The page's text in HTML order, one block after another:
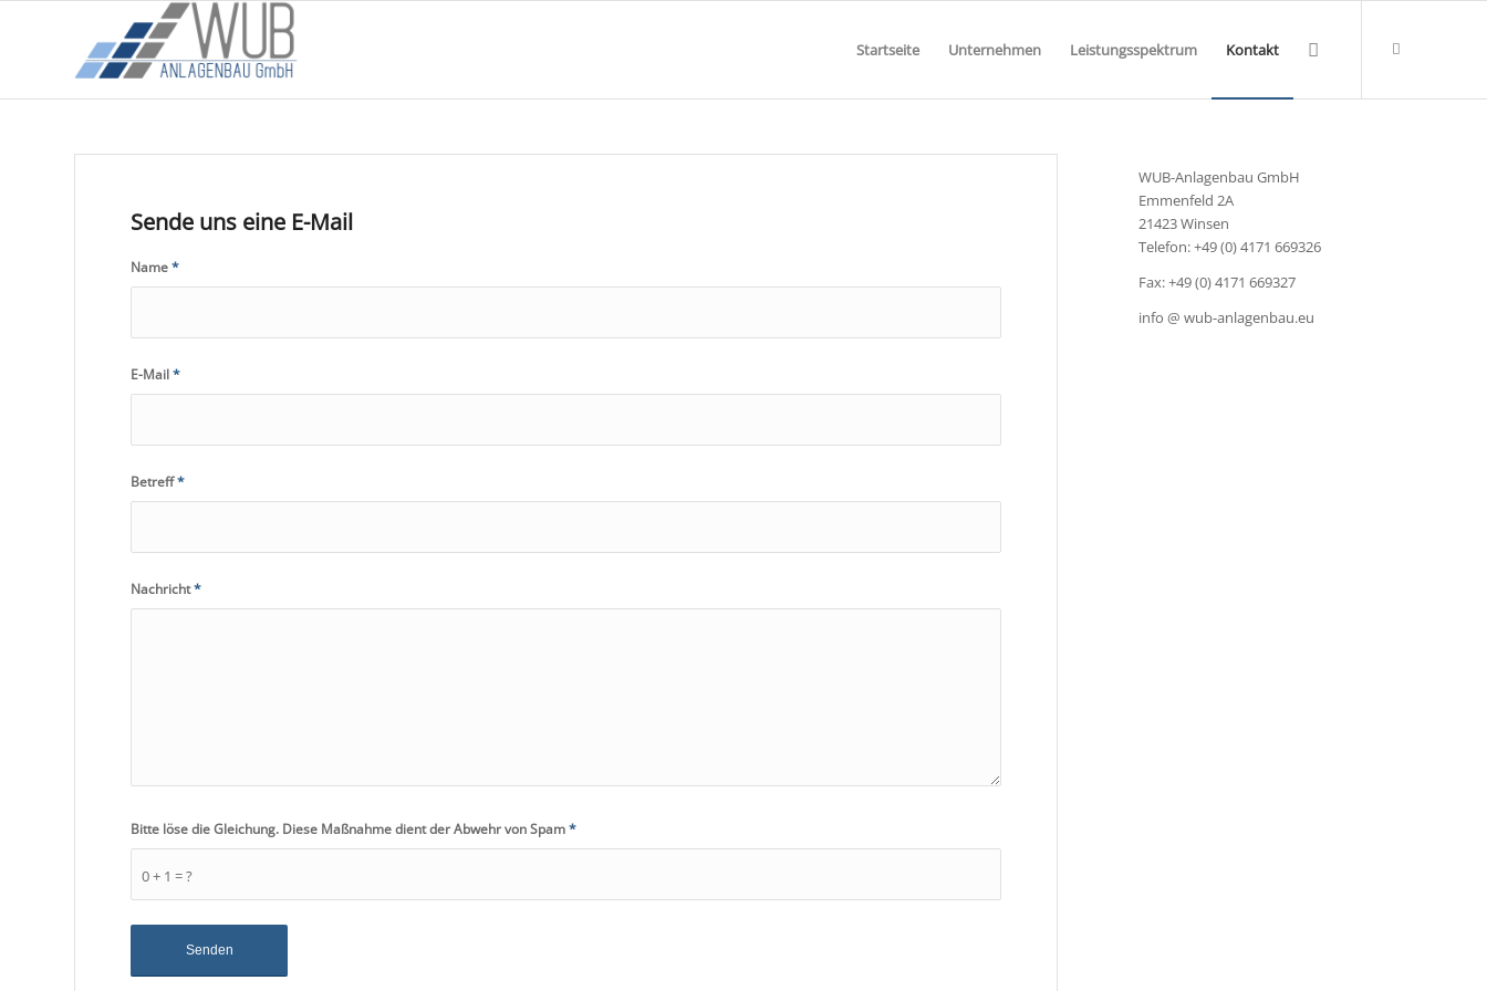
Startseite Unternehmen Leistungsspektrum Kontakt
Sende uns eine E-Mail
Name*
E-Mail*
Betreff*
Nachricht*
0 + 1 = ?
Bitte löse die Gleichung. Diese Maßnahme dient der Abwehr von Spam*
WUB-Anlagenbau GmbH
Emmenfeld 2A
21423 Winsen
Telefon: +49 (0) 4171 669326
Fax: +49 (0) 4171 669327
info @ wub-anlagenbau.eu